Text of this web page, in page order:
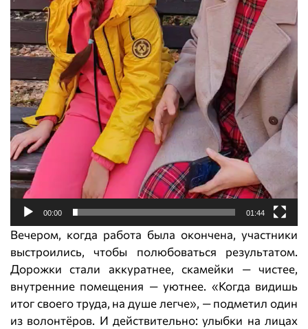
00:00 01:44
Вечером, когда работа была окончена, участники
выстроились, чтобы полюбоваться результатом.
Дорожки стали аккуратнее, скамейки — чистее,
внутренние помещения — уютнее. «Когда видишь
итог своего труда, на душе легче», — подметил один
из волонтёров. И действительно: улыбки на лицах